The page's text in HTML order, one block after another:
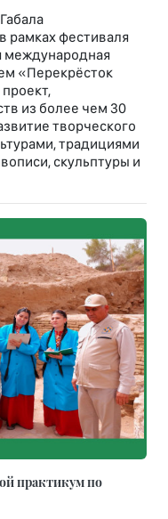
рамках фестиваля
международная
«Перекрёсток
из более чем 30
творческого
традициями
скульптуры и
практикум по